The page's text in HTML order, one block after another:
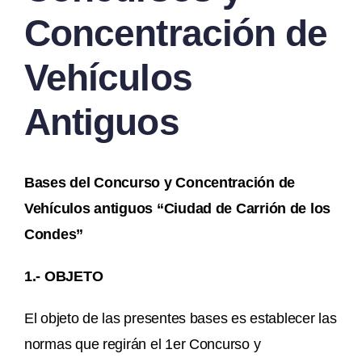
Concentración de
Vehículos
Antiguos
Bases del Concurso y Concentración de
Vehículos antiguos “Ciudad de Carrión de los
Condes”
1.- OBJETO
El objeto de las presentes bases es establecer las
normas que regirán el 1er Concurso y